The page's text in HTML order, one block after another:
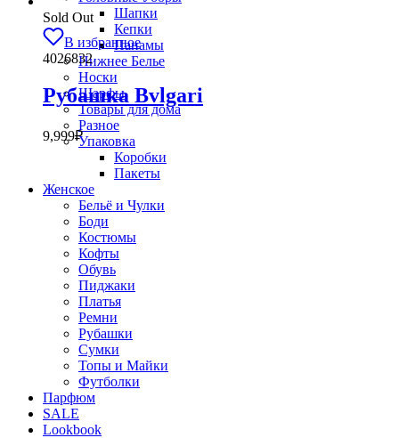
Шапки
Кепки
Панамы
Нижнее Белье
Носки
Шарфы
Товары для дома
Разное
Упаковка
Коробки
Пакеты
Женское
Бельё и Чулки
Боди
Костюмы
Кофты
Обувь
Пиджаки
Платья
Ремни
Рубашки
Сумки
Топы и Майки
Футболки
Парфюм
SALE
Lookbook
Sold Out
В избранное
4026832
Рубашка Bvlgari
9,999₽